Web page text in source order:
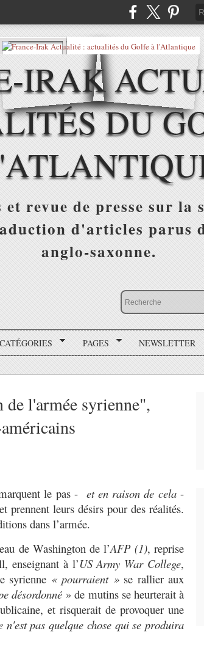
IRAK
DU
revue de presse sur
d'articles parus
anglo-saxonne.
CATÉGORIES PAGES NEWSLETTER
l'armée syrienne",
le pas - et en raison de cela-
prennent leurs désirs pour des réalités.
dans l’armée.
de Washington de l’AFP (1), reprise
enseignant à l’US Army War College,
syrienne « pourraient »se rallier aux
désordonné » de mutins se heurterait à
et risquerait de provoquer une
n'est pas quelque chose qui se produira